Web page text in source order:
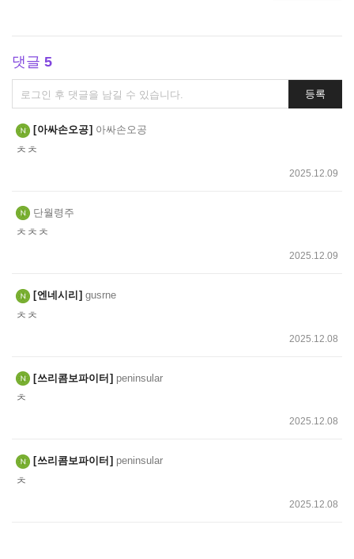
댓글 5
댓
글
쓰
기
등록
아싸손오공 아싸손오공
ㅊㅊ
2025.12.09
단월령주
ㅊㅊㅊ
2025.12.09
엔네시리 gusrne
ㅊㅊ
2025.12.08
쓰리콤보파이터 peninsular
ㅊ
2025.12.08
쓰리콤보파이터 peninsular
ㅊ
2025.12.08